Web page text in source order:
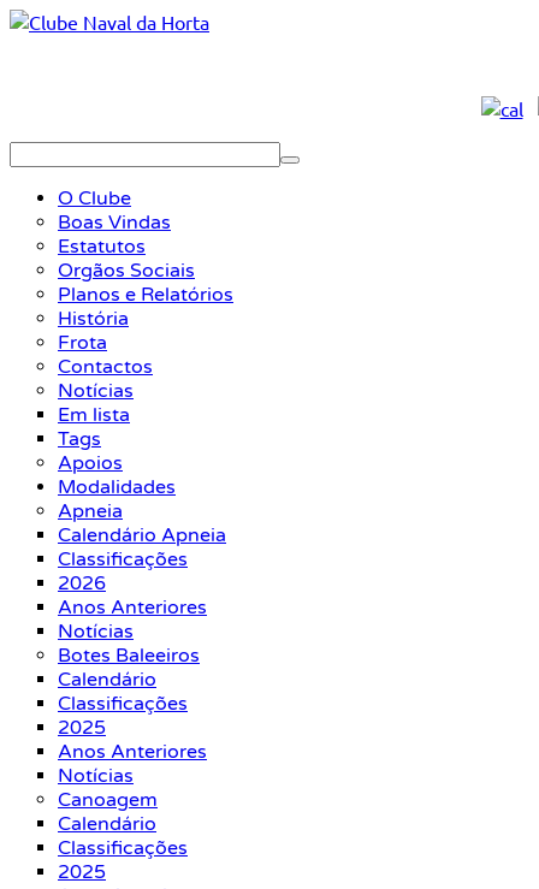
O Clube
Boas Vindas
Estatutos
Orgãos Sociais
Planos e Relatórios
História
Frota
Contactos
Notícias
Em lista
Tags
Apoios
Modalidades
Apneia
Calendário Apneia
Classificações
2026
Anos Anteriores
Notícias
Botes Baleeiros
Calendário
Classificações
2025
Anos Anteriores
Notícias
Canoagem
Calendário
Classificações
2025